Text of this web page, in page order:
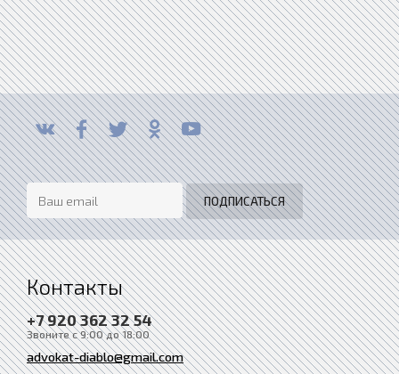
Контакты
+7 920 362 32 54
Звоните с 9:00 до 18:00
advokat-diablo@gmail.com